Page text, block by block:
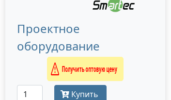
Проектное
оборудование
Получить оптовую цену
Купить